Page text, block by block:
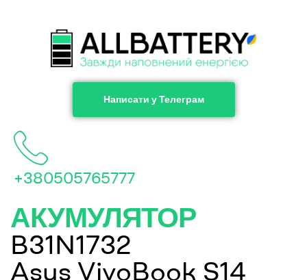
Написати у Телеграм
+380505765777
АКУМУЛЯТОР
B31N1732
Asus VivoBook S14